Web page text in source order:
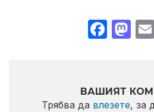
ВАШИЯТ
Трябва да влезете, за